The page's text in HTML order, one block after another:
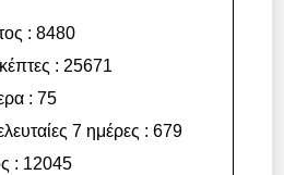
: 8480
: 25671
: 75
7 ημέρες : 679
: 12045